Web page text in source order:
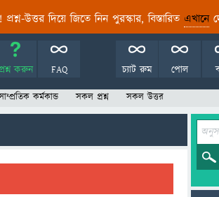
উত্তর দিয়ে জিতে নিন পুরস্কার, বিস্তারিত এখানে
প্রশ্ন করুন FAQ পোল
চ্যাট রুম
কর্মকান্ড সকল প্রশ্ন সকল উত্তর